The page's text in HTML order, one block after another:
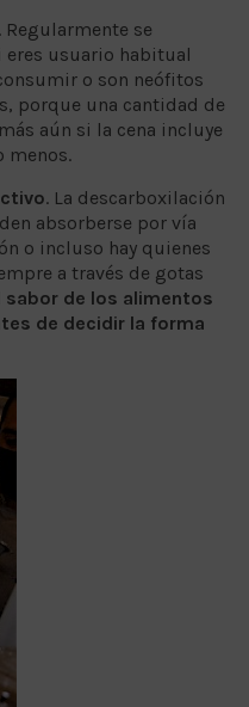
. Regularmente se
usuario habitual
o son neófitos
porque una cantidad de
aún si la cena incluye
menos.
. La descarboxilación
absorberse por vía
o incluso hay quienes
a través de gotas
de los alimentos
de decidir la forma